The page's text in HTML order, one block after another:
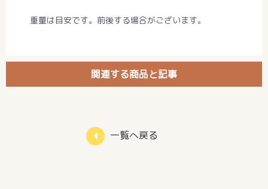
重量は目安です。前後する場合がございます。
関連する商品と記事
一覧へ戻る